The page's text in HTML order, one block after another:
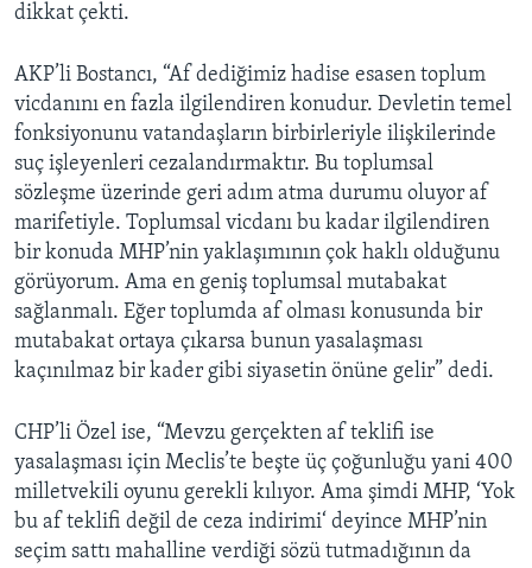
dikkat çekti.
AKP’li Bostancı, “Af dediğimiz hadise esasen toplum
vicdanını en fazla ilgilendiren konudur. Devletin temel
fonksiyonunu vatandaşların birbirleriyle ilişkilerinde
suç işleyenleri cezalandırmaktır. Bu toplumsal
sözleşme üzerinde geri adım atma durumu oluyor af
marifetiyle. Toplumsal vicdanı bu kadar ilgilendiren
bir konuda MHP’nin yaklaşımının çok haklı olduğunu
görüyorum. Ama en geniş toplumsal mutabakat
sağlanmalı. Eğer toplumda af olması konusunda bir
mutabakat ortaya çıkarsa bunun yasalaşması
kaçınılmaz bir kader gibi siyasetin önüne gelir” dedi.
CHP’li Özel ise, “Mevzu gerçekten af teklifi ise
yasalaşması için Meclis’te beşte üç çoğunluğu yani 400
milletvekili oyunu gerekli kılıyor. Ama şimdi MHP, ‘Yok
bu af teklifi değil de ceza indirimi‘ deyince MHP’nin
seçim sattı mahalline verdiği sözü tutmadığının da